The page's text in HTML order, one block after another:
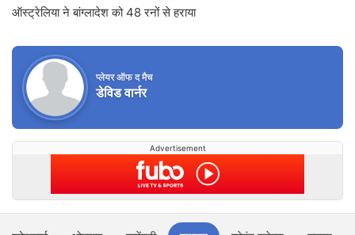
ऑस्ट्रेलिया ने बांग्लादेश को 48 रनों से हराया
प्लेयर ऑफ द मैच
डेविड वार्नर
Advertisement